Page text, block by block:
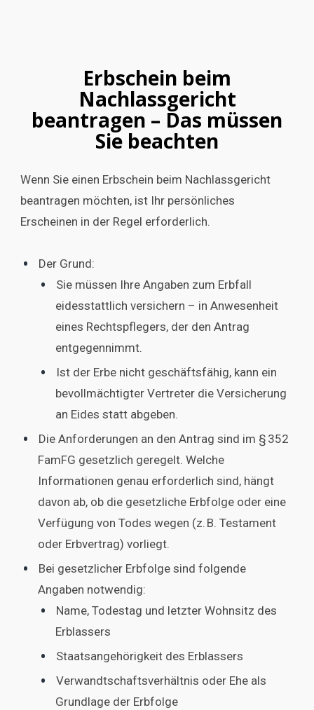
Erbschein beim
Nachlassgericht
beantragen – Das müssen
Sie beachten
Wenn Sie einen Erbschein beim Nachlassgericht
beantragen möchten, ist Ihr persönliches
Erscheinen in der Regel erforderlich.
Der Grund:
Sie müssen Ihre Angaben zum Erbfall
eidesstattlich versichern – in Anwesenheit
eines Rechtspflegers, der den Antrag
entgegennimmt.
Ist der Erbe nicht geschäftsfähig, kann ein
bevollmächtigter Vertreter die Versicherung
an Eides statt abgeben.
Die Anforderungen an den Antrag sind im § 352
FamFG gesetzlich geregelt. Welche
Informationen genau erforderlich sind, hängt
davon ab, ob die gesetzliche Erbfolge oder eine
Verfügung von Todes wegen (z. B. Testament
oder Erbvertrag) vorliegt.
Bei gesetzlicher Erbfolge sind folgende
Angaben notwendig:
Name, Todestag und letzter Wohnsitz des
Erblassers
Staatsangehörigkeit des Erblassers
Verwandtschaftsverhältnis oder Ehe als
Grundlage der Erbfolge